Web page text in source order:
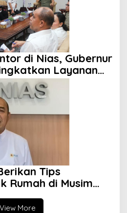
di Nias, Gubernur
Layanan
Tips
Rumah di Musim
View More